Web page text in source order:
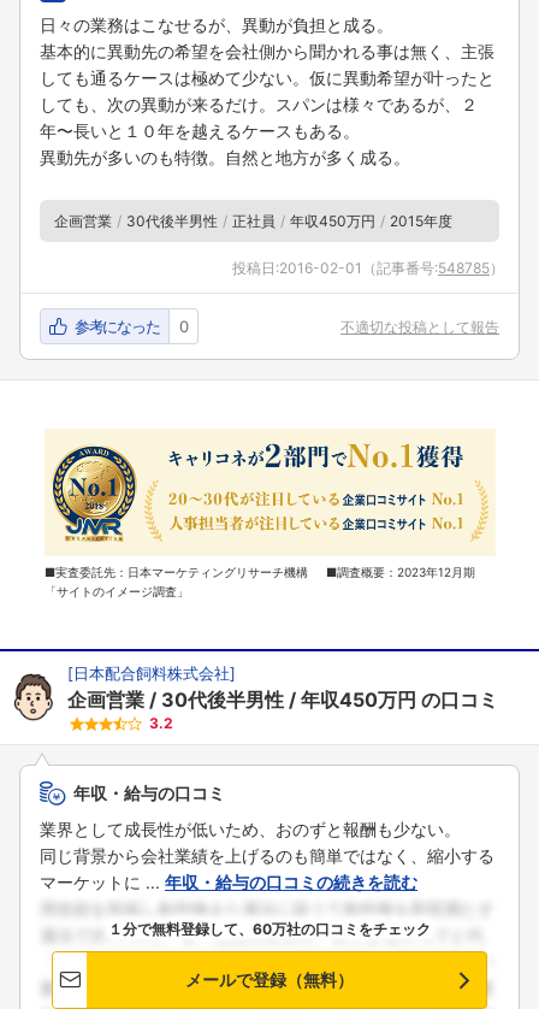
日々の業務はこなせるが、異動が負担と成る。
基本的に異動先の希望を会社側から聞かれる事は無く、主張
しても通るケースは極めて少ない。仮に異動希望が叶ったと
しても、次の異動が来るだけ。スパンは様々であるが、２
年〜長いと１０年を越えるケースもある。
異動先が多いのも特徴。自然と地方が多く成る。
企画営業 30代後半男性 正社員 年収450万円 2015年度
投稿日:2016-02-01 （記事番号:548785）
参考になった 0 不適切な投稿として報告
■実査委託先：日本マーケティングリサーチ機構 ■調査概要：2023年12月期
「サイトのイメージ調査」
[日本配合飼料株式会社]
企画営業 30代後半男性 年収450万円 の口コミ
3.2
年収・給与の口コミ
業界として成長性が低いため、おのずと報酬も少ない。
同じ背景から会社業績を上げるのも簡単ではなく、縮小する
マーケットに ... 年収・給与の口コミの続きを読む
１分で無料登録して、60万社の口コミをチェック
メールで登録（無料）